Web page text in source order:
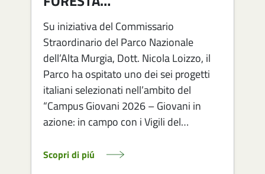
Su iniziativa del Commissario
Straordinario del Parco Nazionale
dell’Alta Murgia, Dott. Nicola Loizzo, il
Parco ha ospitato uno dei sei progetti
italiani selezionati nell’ambito del
“Campus Giovani 2026 – Giovani in
azione: in campo con i Vigili del…
Scopri di piú